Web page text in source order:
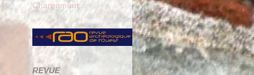
Chargement...
REVUE